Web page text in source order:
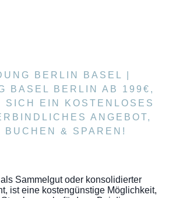
BERLIN BASEL |
BASEL BERLIN AB 199€,
SICH EIN KOSTENLOSES
ANGEBOT,
BUCHEN & SPAREN!
Sammelgut oder konsolidierter
ist eine kostengünstige Möglichkeit,